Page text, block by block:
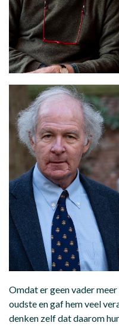
Omdat er geen vader
oudste en gaf hem veel
denken zelf dat daarom